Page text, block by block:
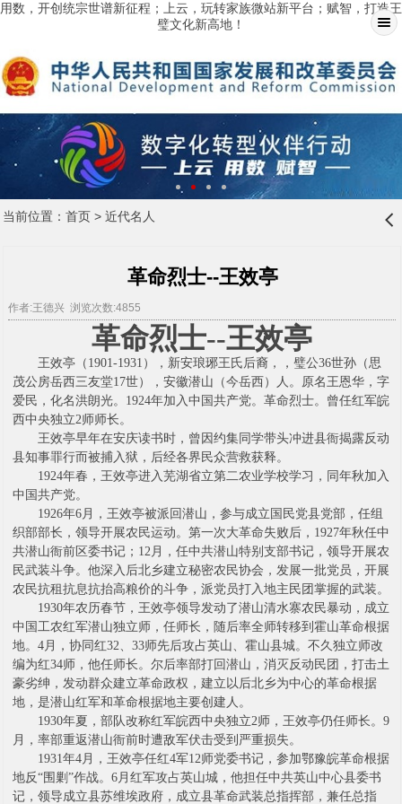
用数，开创统宗世谱新征程；上云，玩转家族微站新平台；赋智，打造王
璧文化新高地！
当前位置： 首页> 近代名人 󰊒
革命烈士--王效亭
作者:王德兴 浏览次数:4855
革命烈士--王效亭
王效亭（1901-1931），新安琅琊王氏后裔， ，璧公36世孙（思
茂公房岳西三友堂17世），安徽潜山（今岳西）人。原名王恩华，字
爱民，化名洪朗光。1924年加入中国共产党。革命烈士。曾任红军皖
西中央独立2师师长。
王效亭早年在安庆读书时，曾因约集同学带头冲进县衙揭露反动
县知事罪行而被捕入狱，后经各界民众营救获释。
1924年春，王效亭进入芜湖省立第二农业学校学习，同年秋加入
中国共产党。
1926年6月，王效亭被派回潜山，参与成立国民党县党部，任组
织部部长，领导开展农民运动。第一次大革命失败后，1927年秋任中
共潜山衙前区委书记；12月，任中共潜山特别支部书记，领导开展农
民武装斗争。他深入后北乡建立秘密农民协会，发展一批党员，开展
农民抗租抗息抗抬高粮价的斗争，派党员打入地主民团掌握的武装。
1930年农历春节，王效亭领导发动了潜山清水寨农民暴动，成立
中国工农红军潜山独立师，任师长，随后率全师转移到霍山革命根据
地。4月，协同红32、33师先后攻占英山、霍山县城。不久独立师改
编为红34师，他任师长。尔后率部打回潜山，消灭反动民团，打击土
豪劣绅，发动群众建立革命政权，建立以后北乡为中心的革命根据
地，是潜山红军和革命根据地主要创建人。
1930年夏，部队改称红军皖西中央独立2师，王效亭仍任师长。9
月，率部重返潜山衙前时遭敌军伏击受到严重损失。
1931年4月，王效亭任红4军12师党委书记，参加鄂豫皖革命根据
地反“围剿”作战。6月红军攻占英山城，他担任中共英山中心县委书
记，领导成立县苏维埃政府，成立县革命武装总指挥部，兼任总指